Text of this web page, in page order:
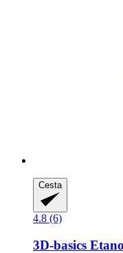
Cesta
4.8 (6)
3D-basics